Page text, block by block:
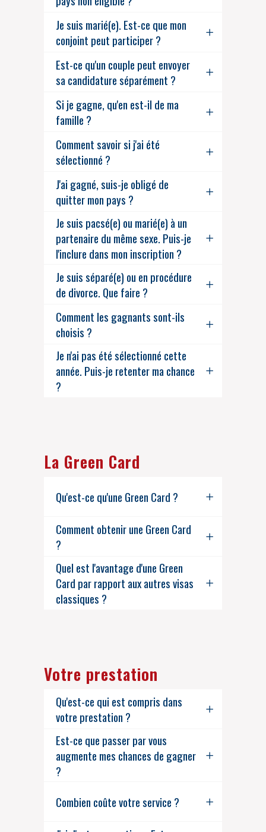
Je suis marié(e). Est-ce que mon
conjoint peut participer ?
Est-ce qu'un couple peut envoyer
sa candidature séparément ?
Si je gagne, qu'en est-il de ma
famille ?
Comment savoir si j'ai été
sélectionné ?
J'ai gagné, suis-je obligé de
quitter mon pays ?
Je suis pacsé(e) ou marié(e) à un
partenaire du même sexe. Puis-je
l'inclure dans mon inscription ?
Je suis séparé(e) ou en procédure
de divorce. Que faire ?
Comment les gagnants sont-ils
choisis ?
Je n'ai pas été sélectionné cette
année. Puis-je retenter ma chance
?
La Green Card
Qu'est-ce qu'une Green Card ?
Comment obtenir une Green Card
?
Quel est l'avantage d'une Green
Card par rapport aux autres visas
classiques ?
Votre prestation
Qu'est-ce qui est compris dans
votre prestation ?
Est-ce que passer par vous
augmente mes chances de gagner
?
Combien coûte votre service ?